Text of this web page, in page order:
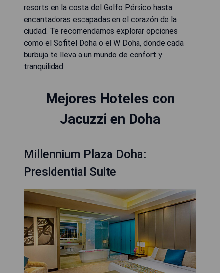
resorts en la costa del Golfo Pérsico hasta
encantadoras escapadas en el corazón de la
ciudad. Te recomendamos explorar opciones
como el Sofitel Doha o el W Doha, donde cada
burbuja te lleva a un mundo de confort y
tranquilidad.
Mejores Hoteles con
Jacuzzi en Doha
Millennium Plaza Doha:
Presidential Suite